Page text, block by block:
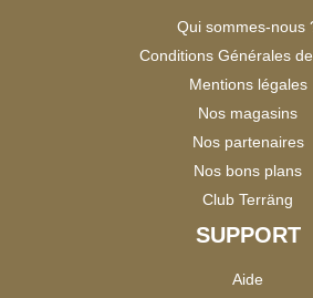
Qui sommes-nous
Conditions Générales
Mentions légales
Nos magasins
Nos partenaires
Nos bons plans
Club Terräng
SUPPORT
Aide